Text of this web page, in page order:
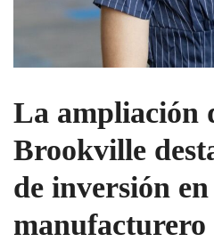
La ampliación
Brookville
de inversión
manufacturero